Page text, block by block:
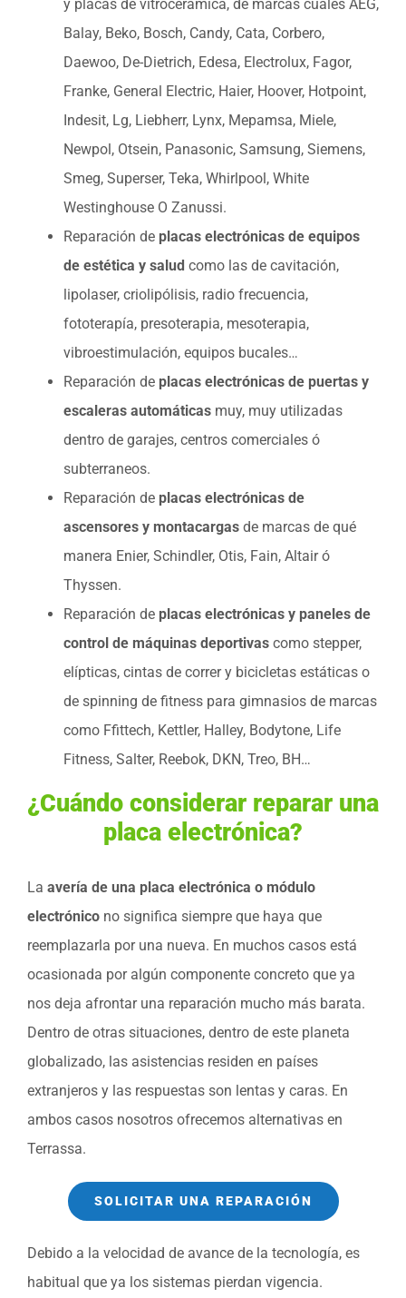
y placas de vitrocerámica, de marcas cuales AEG,
Balay, Beko, Bosch, Candy, Cata, Corbero,
Daewoo, De-Dietrich, Edesa, Electrolux, Fagor,
Franke, General Electric, Haier, Hoover, Hotpoint,
Indesit, Lg, Liebherr, Lynx, Mepamsa, Miele,
Newpol, Otsein, Panasonic, Samsung, Siemens,
Smeg, Superser, Teka, Whirlpool, White
Westinghouse O Zanussi.
Reparación de placas electrónicas de equipos
de estética y salud como las de cavitación,
lipolaser, criolipólisis, radio frecuencia,
fototerapía, presoterapia, mesoterapia,
vibroestimulación, equipos bucales…
Reparación de placas electrónicas de puertas y
escaleras automáticas muy, muy utilizadas
dentro de garajes, centros comerciales ó
subterraneos.
Reparación de placas electrónicas de
ascensores y montacargas de marcas de qué
manera Enier, Schindler, Otis, Fain, Altair ó
Thyssen.
Reparación de placas electrónicas y paneles de
control de máquinas deportivas como stepper,
elípticas, cintas de correr y bicicletas estáticas o
de spinning de fitness para gimnasios de marcas
como Ffittech, Kettler, Halley, Bodytone, Life
Fitness, Salter, Reebok, DKN, Treo, BH…
¿Cuándo considerar reparar una
placa electrónica?
La avería de una placa electrónica o módulo
electrónico no significa siempre que haya que
reemplazarla por una nueva. En muchos casos está
ocasionada por algún componente concreto que ya
nos deja afrontar una reparación mucho más barata.
Dentro de otras situaciones, dentro de este planeta
globalizado, las asistencias residen en países
extranjeros y las respuestas son lentas y caras. En
ambos casos nosotros ofrecemos alternativas en
Terrassa.
SOLICITAR UNA REPARACIÓN
Debido a la velocidad de avance de la tecnología, es
habitual que ya los sistemas pierdan vigencia.